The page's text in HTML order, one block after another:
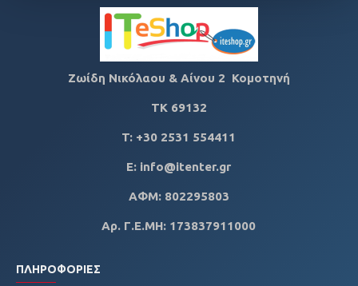
Ζωίδη Νικόλαου & Αίνου 2 Κομοτηνή
ΤΚ 69132
T: +30 2531 554411
E: info@itenter.gr
ΑΦΜ: 802295803
Αρ. Γ.Ε.ΜΗ: 173837911000
ΠΛΗΡΟΦΟΡΊΕΣ